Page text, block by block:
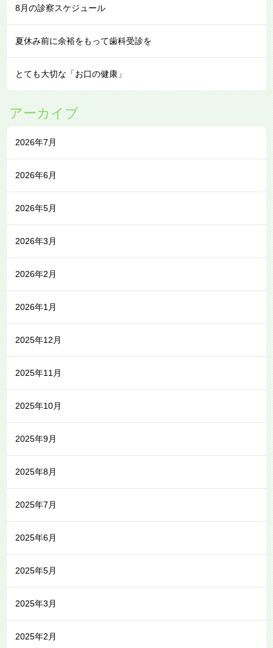
8月の診察スケジュール
夏休み前に余裕をもって歯科受診を
とても大切な「お口の健康」
アーカイブ
2026年7月
2026年6月
2026年5月
2026年3月
2026年2月
2026年1月
2025年12月
2025年11月
2025年10月
2025年9月
2025年8月
2025年7月
2025年6月
2025年5月
2025年3月
2025年2月